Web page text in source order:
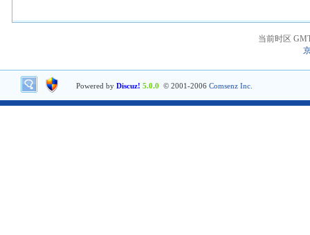
当前时区
Powered by Discuz! 5.0.0 © 2001-2006 Comsenz Inc.